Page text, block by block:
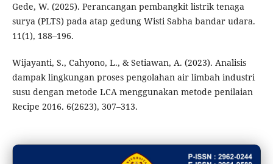
Gede, W. (2025). Perancangan pembangkit listrik tenaga
surya (PLTS) pada atap gedung Wisti Sabha bandar udara.
11(1), 188–196.
Wijayanti, S., Cahyono, L., & Setiawan, A. (2023). Analisis
dampak lingkungan proses pengolahan air limbah industri
susu dengan metode LCA menggunakan metode penilaian
Recipe 2016. 6(2623), 307–313.